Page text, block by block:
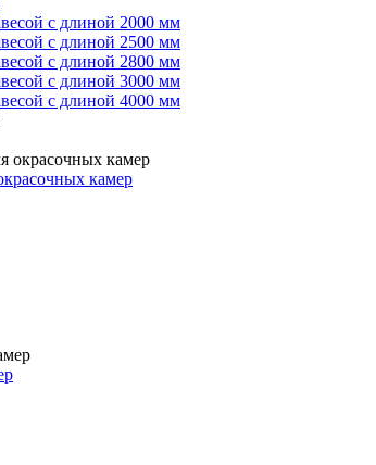
с длиной 2000 мм
с длиной 2500 мм
с длиной 2800 мм
с длиной 3000 мм
с длиной 4000 мм
камер